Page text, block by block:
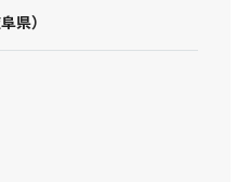
県）